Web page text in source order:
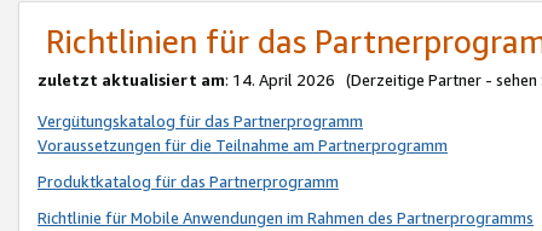
Richtlinien für das
zuletzt aktualisiert am: 14. April 2026 (Derzeitige Partner - sehen
Vergütungskatalog für das Partnerprogramm
Voraussetzungen für die Teilnahme am Partnerprogramm
Produktkatalog für das Partnerprogramm
Richtlinie für Mobile Anwendungen im Rahmen des Partnerprogramms